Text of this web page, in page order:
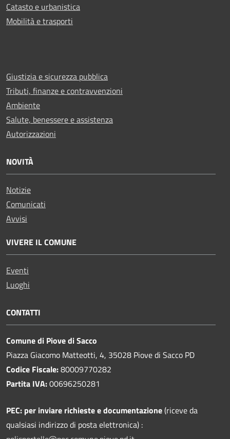
Catasto e urbanistica
Mobilità e trasporti
Giustizia e sicurezza pubblica
Tributi, finanze e contravvenzioni
Ambiente
Salute, benessere e assistenza
Autorizzazioni
NOVITÀ
Notizie
Comunicati
Avvisi
VIVERE IL COMUNE
Eventi
Luoghi
CONTATTI
Comune di Piove di Sacco
Piazza Giacomo Matteotti, 4, 35028 Piove di Sacco PD
Codice Fiscale:80009770282
Partita IVA:00696250281
PEC: per inviare richieste e documentazione(riceve da
qualsiasi indirizzo di posta elettronica) :